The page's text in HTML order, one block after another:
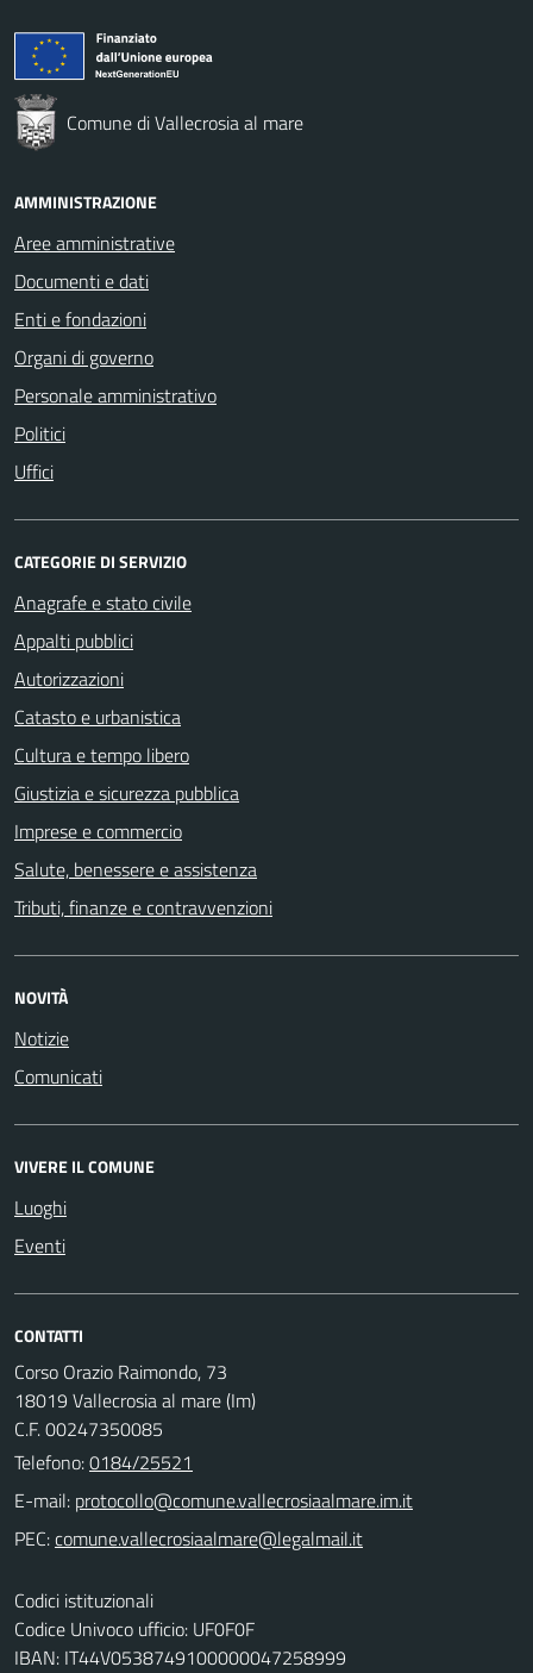
Comune di Vallecrosia al mare
AMMINISTRAZIONE
Aree amministrative
Documenti e dati
Enti e fondazioni
Organi di governo
Personale amministrativo
Politici
Uffici
CATEGORIE DI SERVIZIO
Anagrafe e stato civile
Appalti pubblici
Autorizzazioni
Catasto e urbanistica
Cultura e tempo libero
Giustizia e sicurezza pubblica
Imprese e commercio
Salute, benessere e assistenza
Tributi, finanze e contravvenzioni
NOVITÀ
Notizie
Comunicati
VIVERE IL COMUNE
Luoghi
Eventi
CONTATTI
Corso Orazio Raimondo, 73
18019 Vallecrosia al mare (Im)
C.F. 00247350085
Telefono:0184/25521
E-mail:
PEC:
Codici istituzionali
Codice Univoco ufficio: UF0F0F
IBAN: IT44V0538749100000047258999